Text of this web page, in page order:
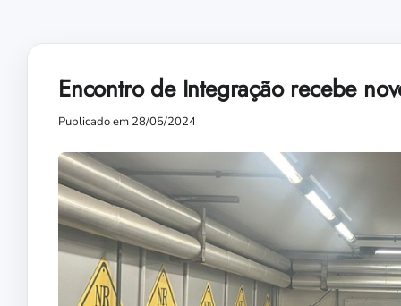
Encontro de Integração recebe
Publicado em 28/05/2024